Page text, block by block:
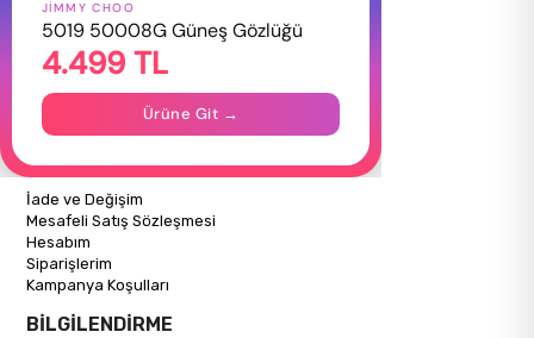
HAKKIMIZDA
Hakkımızda
Gizlilik Politikası
İletişim
Mağazalarımız
ALIŞVERİŞ BİLGİLERİ
İade ve Değişim
Mesafeli Satış Sözleşmesi
Hesabım
Siparişlerim
Kampanya Koşulları
BİLGİLENDİRME
JIMMY CHOO
5019 50008G Güneş Gözlüğü
4.499 TL
Ürüne Git →